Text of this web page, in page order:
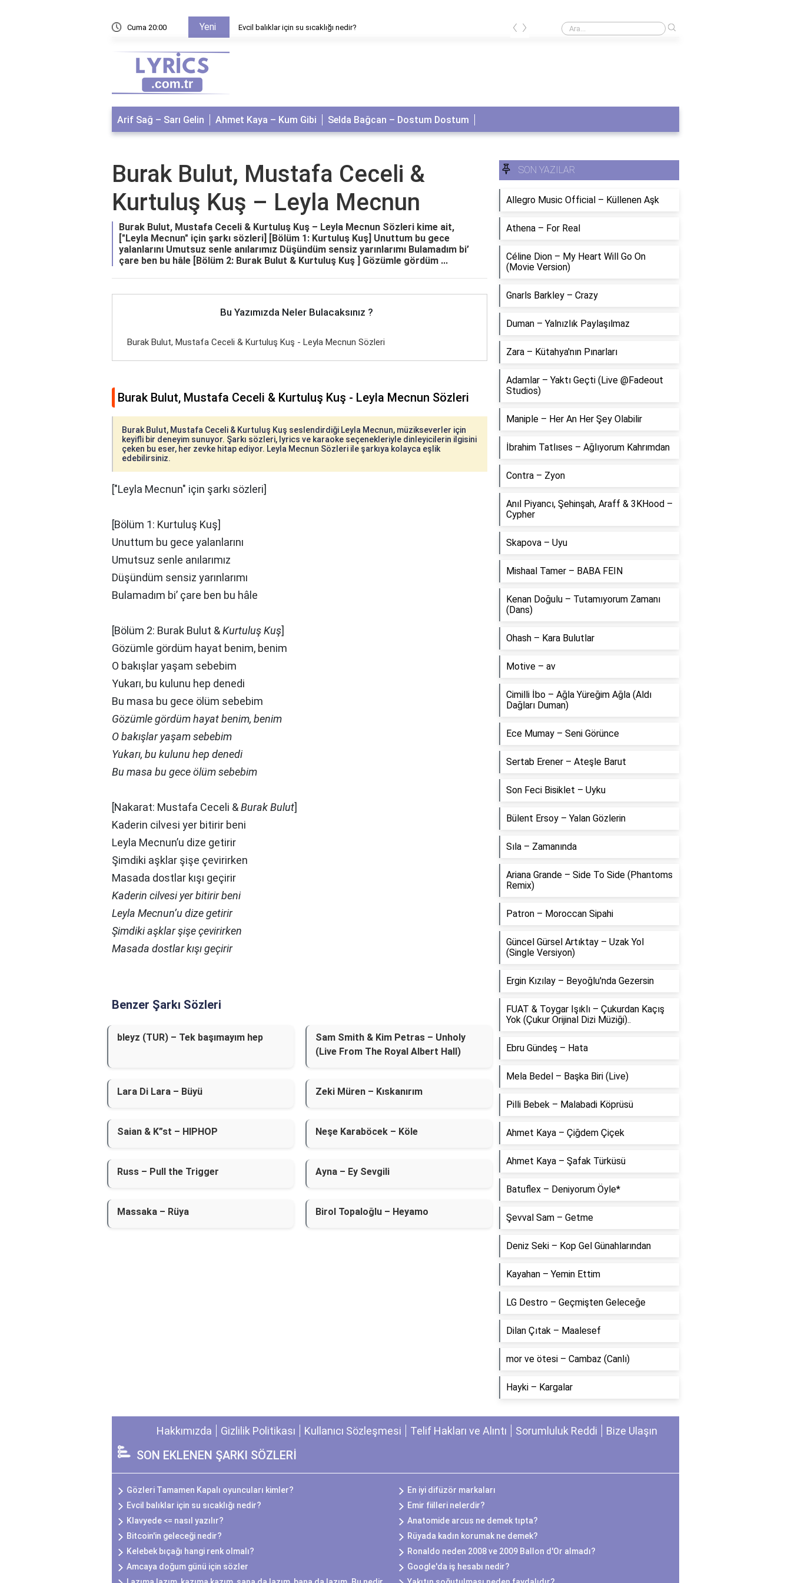
Cuma 20:00 Yeni Evcil balıklar için su sıcaklığı nedir? Evcil balıklar için su sıcaklığı nedir?
‹ ›
Arif Sağ – Sarı Gelin Ahmet Kaya – Kum Gibi Selda Bağcan – Dostum Dostum
Burak Bulut, Mustafa Ceceli &
Kurtuluş Kuş – Leyla Mecnun
Burak Bulut, Mustafa Ceceli & Kurtuluş Kuş – Leyla Mecnun Sözleri kime ait,
["Leyla Mecnun" için şarkı sözleri] [Bölüm 1: Kurtuluş Kuş] Unuttum bu gece
yalanlarını Umutsuz senle anılarımız Düşündüm sensiz yarınlarımı Bulamadım bi’
çare ben bu hâle [Bölüm 2: Burak Bulut & Kurtuluş Kuş ] Gözümle gördüm ...
Bu Yazımızda Neler Bulacaksınız ?
Burak Bulut, Mustafa Ceceli & Kurtuluş Kuş - Leyla Mecnun Sözleri
Burak Bulut, Mustafa Ceceli & Kurtuluş Kuş - Leyla Mecnun Sözleri
Burak Bulut, Mustafa Ceceli & Kurtuluş Kuş seslendirdiği Leyla Mecnun, müzikseverler için
keyifli bir deneyim sunuyor. Şarkı sözleri, lyrics ve karaoke seçenekleriyle dinleyicilerin ilgisini
çeken bu eser, her zevke hitap ediyor. Leyla Mecnun Sözleri ile şarkıya kolayca eşlik
edebilirsiniz.
["Leyla Mecnun" için şarkı sözleri]
[Bölüm 1: Kurtuluş Kuş]
Unuttum bu gece yalanlarını
Umutsuz senle anılarımız
Düşündüm sensiz yarınlarımı
Bulamadım bi’ çare ben bu hâle
[Bölüm 2: Burak Bulut &Kurtuluş Kuş]
Gözümle gördüm hayat benim, benim
O bakışlar yaşam sebebim
Yukarı, bu kulunu hep denedi
Bu masa bu gece ölüm sebebim
Gözümle gördüm hayat benim, benim
O bakışlar yaşam sebebim
Yukarı, bu kulunu hep denedi
Bu masa bu gece ölüm sebebim
[Nakarat: Mustafa Ceceli &Burak Bulut]
Kaderin cilvesi yer bitirir beni
Leyla Mecnun’u dize getirir
Şimdiki aşklar şişe çevirirken
Masada dostlar kışı geçirir
Kaderin cilvesi yer bitirir beni
Leyla Mecnun’u dize getirir
Şimdiki aşklar şişe çevirirken
Masada dostlar kışı geçirir
Benzer Şarkı Sözleri
bleyz (TUR) – Tek başımayım hep
Sam Smith & Kim Petras – Unholy
(Live From The Royal Albert Hall)
Lara Di Lara – Büyü Zeki Müren – Kıskanırım
Saian & K”st – HIPHOP Neşe Karaböcek – Köle
Russ – Pull the Trigger Ayna – Ey Sevgili
Massaka – Rüya Birol Topaloğlu – Heyamo
SON YAZILAR
Allegro Music Official – Küllenen Aşk
Athena – For Real
Céline Dion – My Heart Will Go On
(Movie Version)
Gnarls Barkley – Crazy
Duman – Yalnızlık Paylaşılmaz
Zara – Kütahya'nın Pınarları
Adamlar – Yaktı Geçti (Live @Fadeout
Studios)
Maniple – Her An Her Şey Olabilir
İbrahim Tatlıses – Ağlıyorum Kahrımdan
Contra – Zyon
Anıl Piyancı, Şehinşah, Araff & 3KHood –
Cypher
Skapova – Uyu
Mishaal Tamer – BABA FEIN
Kenan Doğulu – Tutamıyorum Zamanı
(Dans)
Ohash – Kara Bulutlar
Motive – av
Cimilli İbo – Ağla Yüreğim Ağla (Aldı
Dağları Duman)
Ece Mumay – Seni Görünce
Sertab Erener – Ateşle Barut
Son Feci Bisiklet – Uyku
Bülent Ersoy – Yalan Gözlerin
Sıla – Zamanında
Ariana Grande – Side To Side (Phantoms
Remix)
Patron – Moroccan Sipahi
Güncel Gürsel Artıktay – Uzak Yol
(Single Versiyon)
Ergin Kızılay – Beyoğlu'nda Gezersin
FUAT & Toygar Işıklı – Çukurdan Kaçış
Yok (Çukur Orijinal Dizi Müziği)..
Ebru Gündeş – Hata
Mela Bedel – Başka Biri (Live)
Pilli Bebek – Malabadi Köprüsü
Ahmet Kaya – Çiğdem Çiçek
Ahmet Kaya – Şafak Türküsü
Batuflex – Deniyorum Öyle*
Şevval Sam – Getme
Deniz Seki – Kop Gel Günahlarından
Kayahan – Yemin Ettim
LG Destro – Geçmişten Geleceğe
Dilan Çıtak – Maalesef
​mor ve ötesi – Cambaz (Canlı)
Hayki – Kargalar
Hakkımızda Gizlilik Politikası Kullanıcı Sözleşmesi Telif Hakları ve Alıntı Sorumluluk Reddi Bize Ulaşın
SON EKLENEN ŞARKI SÖZLERİ
Gözleri Tamamen Kapalı oyuncuları kimler?
En iyi difüzör markaları
Evcil balıklar için su sıcaklığı nedir?
Emir fiilleri nelerdir?
Klavyede <= nasıl yazılır?
Anatomide arcus ne demek tıpta?
Bitcoin'in geleceği nedir?
Rüyada kadın korumak ne demek?
Kelebek bıçağı hangi renk olmalı?
Ronaldo neden 2008 ve 2009 Ballon d'Or almadı?
Amcaya doğum günü için sözler
Google'da iş hesabı nedir?